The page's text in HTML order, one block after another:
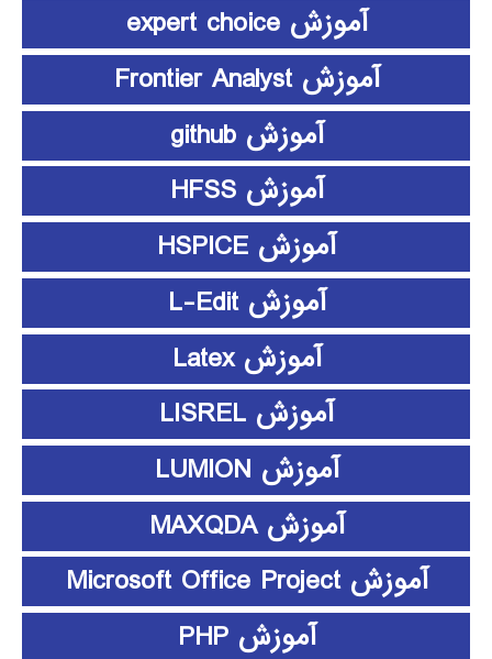
آموزش expert choice
آموزش Frontier Analyst
آموزش github
آموزش HFSS
آموزش HSPICE
آموزش L-Edit
آموزش Latex
آموزش LISREL
آموزش LUMION
آموزش MAXQDA
آموزش Microsoft Office Project
آموزش PHP